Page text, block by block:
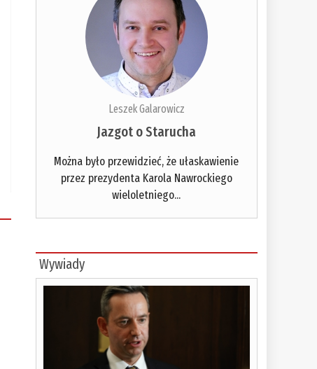
Leszek Galarowicz
Jazgot o Starucha
Można było przewidzieć, że ułaskawienie
przez prezydenta Karola Nawrockiego
wieloletniego...
Wywiady